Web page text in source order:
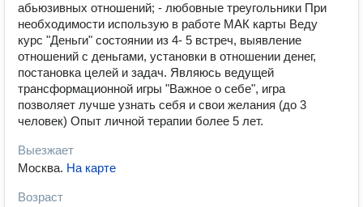
абьюзивных отношений; - любовные треугольники При
необходимости использую в работе МАК карты Веду
курс "Деньги" состоянии из 4- 5 встреч, выявление
отношений с деньгами, установки в отношении денег,
постановка целей и задач. Являюсь ведущей
трансформационной игры "Важное о себе", игра
позволяет лучше узнать себя и свои желания (до 3
человек) Опыт личной терапии более 5 лет.
Выезжает
Москва. На карте
Возраст